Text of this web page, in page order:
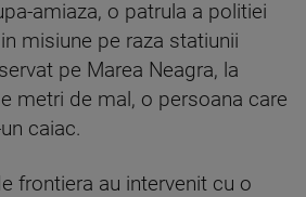
amiaza, o patrula a politiei
misiune pe raza statiunii
pe Marea Neagra, la
metri de mal, o persoana care
caiac.
frontiera au intervenit cu o